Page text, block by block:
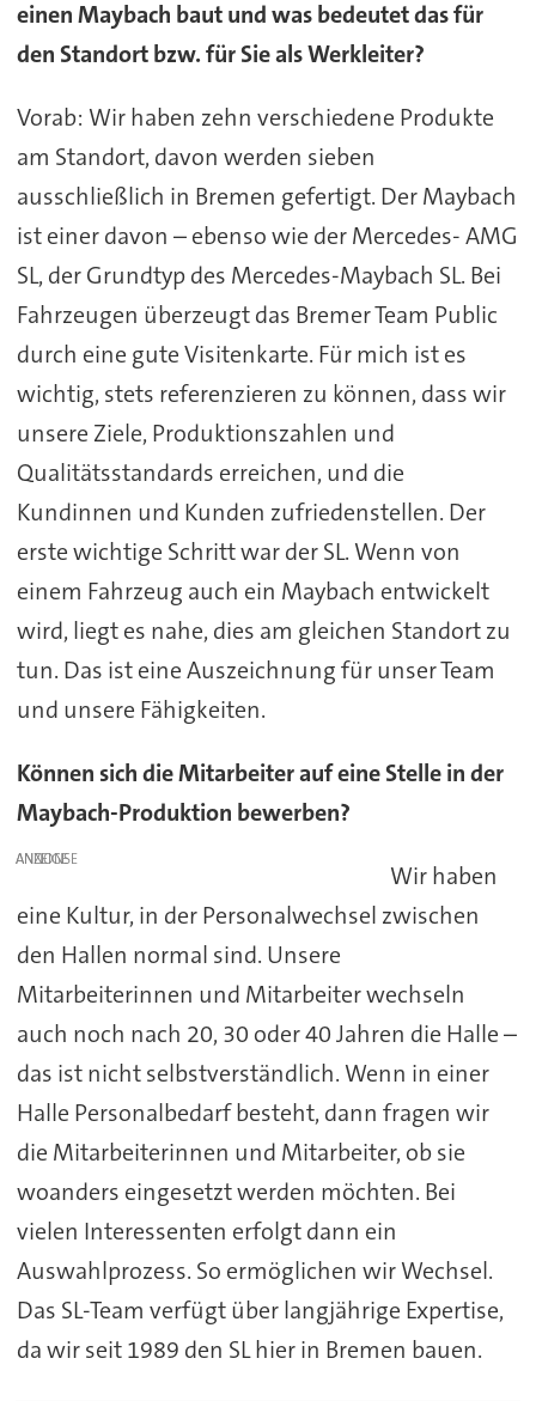
einen Maybach baut und was bedeutet das für
den Standort bzw. für Sie als Werkleiter?
Vorab: Wir haben zehn verschiedene Produkte
am Standort, davon werden sieben
ausschließlich in Bremen gefertigt. Der Maybach
ist einer davon – ebenso wie der Mercedes- AMG
SL, der Grundtyp des Mercedes-Maybach SL. Bei
Fahrzeugen überzeugt das Bremer Team Public
durch eine gute Visitenkarte. Für mich ist es
wichtig, stets referenzieren zu können, dass wir
unsere Ziele, Produktionszahlen und
Qualitätsstandards erreichen, und die
Kundinnen und Kunden zufriedenstellen. Der
erste wichtige Schritt war der SL. Wenn von
einem Fahrzeug auch ein Maybach entwickelt
wird, liegt es nahe, dies am gleichen Standort zu
tun. Das ist eine Auszeichnung für unser Team
und unsere Fähigkeiten.
Können sich die Mitarbeiter auf eine Stelle in der
Maybach-Produktion bewerben?
ANZEIGE
Wir haben
eine Kultur, in der Personalwechsel zwischen
den Hallen normal sind. Unsere
Mitarbeiterinnen und Mitarbeiter wechseln
auch noch nach 20, 30 oder 40 Jahren die Halle –
das ist nicht selbstverständlich. Wenn in einer
Halle Personalbedarf besteht, dann fragen wir
die Mitarbeiterinnen und Mitarbeiter, ob sie
woanders eingesetzt werden möchten. Bei
vielen Interessenten erfolgt dann ein
Auswahlprozess. So ermöglichen wir Wechsel.
Das SL-Team verfügt über langjährige Expertise,
da wir seit 1989 den SL hier in Bremen bauen.